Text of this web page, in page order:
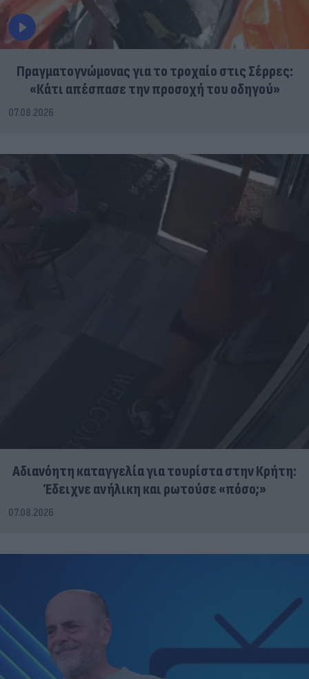
Πραγματογνώμονας για το τροχαίο στις Σέρρες:
«Κάτι απέσπασε την προσοχή του οδηγού»
07.08.2026
Αδιανόητη καταγγελία για τουρίστα στην Κρήτη:
Έδειχνε ανήλικη και ρωτούσε «πόσο;»
07.08.2026